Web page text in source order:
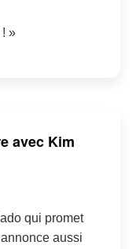
»
avec Kim
qui promet
aussi